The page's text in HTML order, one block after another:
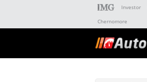
Investor
Chernomore